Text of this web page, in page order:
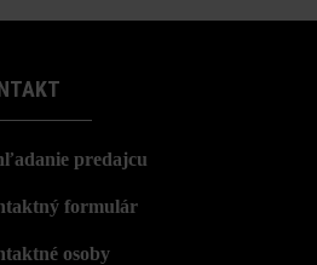
predajcu
formulár
osoby